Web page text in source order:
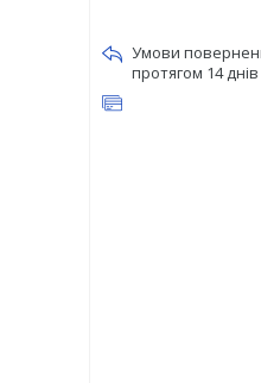
протягом 14 днів